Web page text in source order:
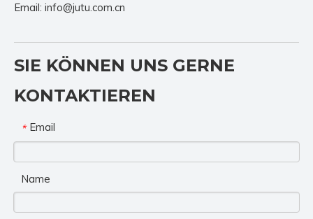
Email: info@jutu.com.cn
SIE KÖNNEN UNS GERNE
KONTAKTIEREN
* Email
Name